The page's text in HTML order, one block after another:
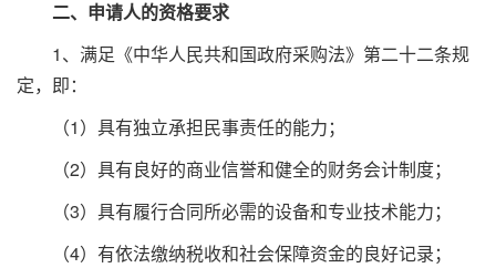
二、申请人的资格要求
1、满足《中华人民共和国政府采购法》第二十二条规
定，即：
（1）具有独立承担民事责任的能力；
（2）具有良好的商业信誉和健全的财务会计制度；
（3）具有履行合同所必需的设备和专业技术能力；
（4）有依法缴纳税收和社会保障资金的良好记录；